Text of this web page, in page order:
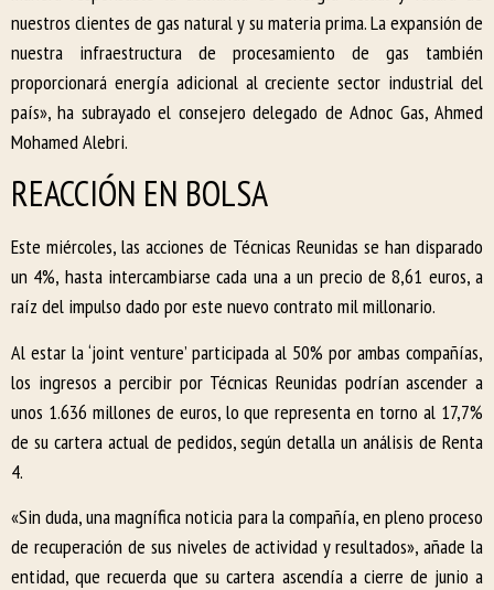
nuestros clientes de gas natural y su materia prima. La expansión de
nuestra infraestructura de procesamiento de gas también
proporcionará energía adicional al creciente sector industrial del
país», ha subrayado el consejero delegado de Adnoc Gas, Ahmed
Mohamed Alebri.
REACCIÓN EN BOLSA
Este miércoles, las acciones de Técnicas Reunidas se han disparado
un 4%, hasta intercambiarse cada una a un precio de 8,61 euros, a
raíz del impulso dado por este nuevo contrato mil millonario.
Al estar la ‘joint venture’ participada al 50% por ambas compañías,
los ingresos a percibir por Técnicas Reunidas podrían ascender a
unos 1.636 millones de euros, lo que representa en torno al 17,7%
de su cartera actual de pedidos, según detalla un análisis de Renta
4.
«Sin duda, una magnífica noticia para la compañía, en pleno proceso
de recuperación de sus niveles de actividad y resultados», añade la
entidad, que recuerda que su cartera ascendía a cierre de junio a